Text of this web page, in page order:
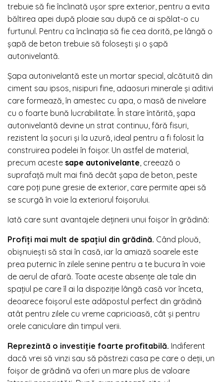
trebuie să fie înclinată ușor spre exterior, pentru a evita
băltirea apei după ploaie sau după ce ai spălat-o cu
furtunul. Pentru ca înclinația să fie cea dorită, pe lângă o
șapă de beton trebuie să folosești și o șapă
autonivelantă.
Șapa autonivelantă este un mortar special, alcătuită din
ciment sau ipsos, nisipuri fine, adaosuri minerale și aditivi
care formează, în amestec cu apa, o masă de nivelare
cu o foarte bună lucrabilitate. În stare întărită, șapa
autonivelantă devine un strat continuu, fără fisuri,
rezistent la șocuri și la uzură, ideal pentru a fi folosit la
construirea podelei în foișor. Un astfel de material,
precum aceste sape autonivelante, creează o
suprafață mult mai fină decât șapa de beton, peste
care poți pune gresie de exterior, care permite apei să
se scurgă în voie la exteriorul foișorului.
Iată care sunt avantajele deținerii unui foișor în grădină:
Profiți mai mult de spațiul din grădină. Când plouă,
obișnuiești să stai în casă, iar la amiază soarele este
prea puternic în zilele senine pentru a te bucura în voie
de aerul de afară. Toate aceste absențe ale tale din
spațiul pe care îl ai la dispoziție lângă casă vor înceta,
deoarece foișorul este adăpostul perfect din grădină
atât pentru zilele cu vreme capricioasă, cât și pentru
orele caniculare din timpul verii.
Reprezintă o investiție foarte profitabilă. Indiferent
dacă vrei să vinzi sau să păstrezi casa pe care o deții, un
foișor de grădină va oferi un mare plus de valoare